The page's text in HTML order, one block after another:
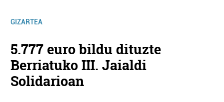
GIZARTEA
5.777 euro bildu dituzte
Berriatuko III. Jaialdi
Solidarioan